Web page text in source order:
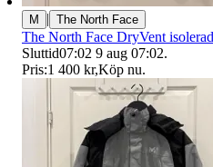
M | The North Face
The North Face DryVent
Sluttid07:02 9 aug 07:02.
Pris:1 400 kr,Köp nu.